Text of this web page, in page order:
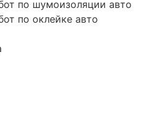
по шумоизоляции авто
по оклейке авто